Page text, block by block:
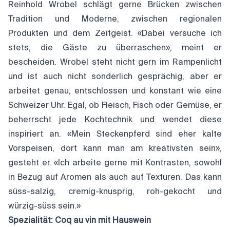
Reinhold Wrobel schlägt gerne Brücken zwischen
Tradition und Moderne, zwischen regionalen
Produkten und dem Zeitgeist. «Dabei versuche ich
stets, die Gäste zu überraschen», meint er
bescheiden. Wrobel steht nicht gern im Rampenlicht
und ist auch nicht sonderlich gesprächig, aber er
arbeitet genau, entschlossen und konstant wie eine
Schweizer Uhr. Egal, ob Fleisch, Fisch oder Gemüse, er
beherrscht jede Kochtechnik und wendet diese
inspiriert an. «Mein Steckenpferd sind eher kalte
Vorspeisen, dort kann man am kreativsten sein»,
gesteht er. «Ich arbeite gerne mit Kontrasten, sowohl
in Bezug auf Aromen als auch auf Texturen. Das kann
süss-salzig, cremig-knusprig, roh-gekocht und
würzig-süss sein.»
Spezialität: Coq au vin mit Hauswein